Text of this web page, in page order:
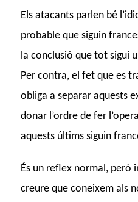
Els atacants parlen bé
probable que siguin
la conclusió que tot sigui
Per contra, el fet que es
obliga a separar aquests
donar l’ordre de fer
aquests últims siguin
És un reflex normal, però
creure que coneixem als